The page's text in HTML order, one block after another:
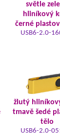
světle
hliníkový
černé
USB6-2.0-
žlutý
tmavě šedé
tělo
USB6-2.0-